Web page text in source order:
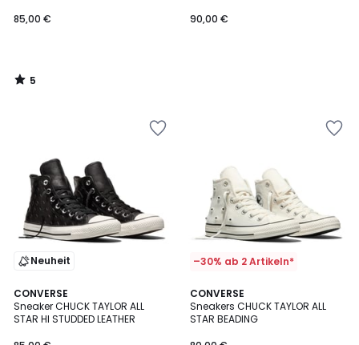
85,00 €
5
/
90,00 €
Neuheit
CONVERSE
Sneaker CHUCK TAYLOR ALL
STAR HI STUDDED LEATHER
–30% ab 2 Artikeln*
CONVERSE
Sneakers CHUCK TAYLOR ALL
STAR BEADING